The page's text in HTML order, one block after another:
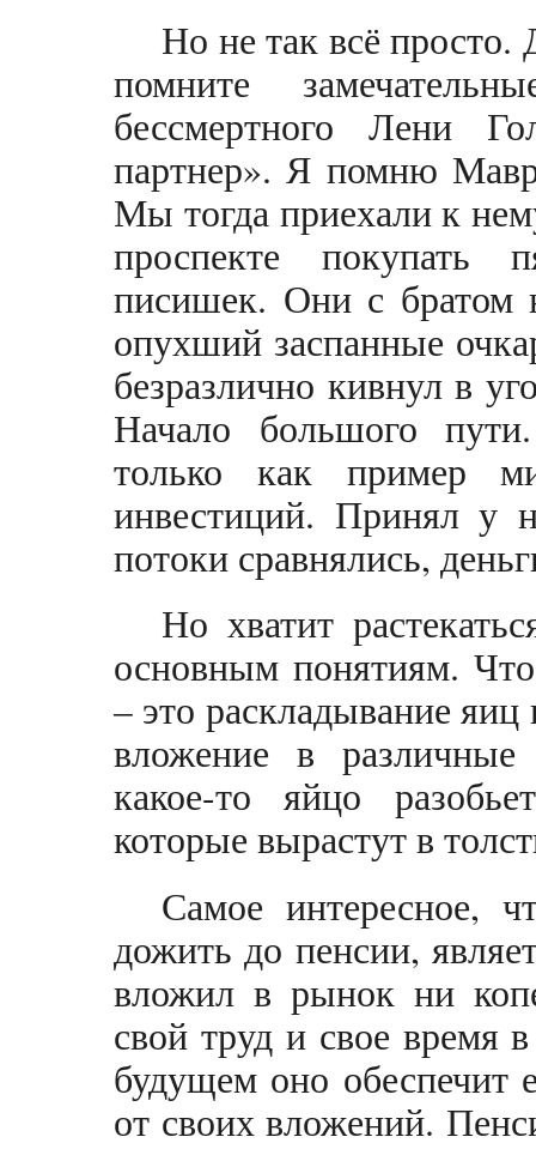
Но не так всё просто.
помните
бессмертного Лени
партнер». Я помню
Мы тогда приехали к
проспекте покупать
писишек. Они с братом
опухший заспанные
безразлично кивнул в
Начало большого
только как пример
инвестиций. Принял у
потоки сравнялись,
Но хватит
основным понятиям.
– это раскладывание
вложение в
какое-то яйцо
которые вырастут в
Самое интересное,
дожить до пенсии,
вложил в рынок ни
свой труд и свое время
будущем оно обеспечит
от своих вложений.